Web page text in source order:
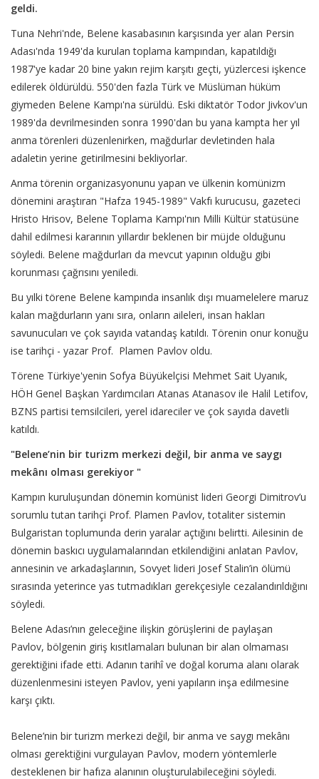
geldi.
Tuna Nehri'nde, Belene kasabasının karşısında yer alan Persin
Adası'nda 1949'da kurulan toplama kampından, kapatıldığı
1987'ye kadar 20 bine yakın rejim karşıtı geçti, yüzlercesi işkence
edilerek öldürüldü. 550'den fazla Türk ve Müslüman hüküm
giymeden Belene Kampı'na sürüldü. Eski diktatör Todor Jivkov'un
1989'da devrilmesinden sonra 1990'dan bu yana kampta her yıl
anma törenleri düzenlenirken, mağdurlar devletinden hala
adaletin yerine getirilmesini bekliyorlar.
Anma törenin organizasyonunu yapan ve ülkenin komünizm
dönemini araştıran "Hafza 1945-1989" Vakfı kurucusu, gazeteci
Hristo Hrisov, Belene Toplama Kampı'nın Milli Kültür statüsüne
dahil edilmesi kararının yıllardır beklenen bir müjde olduğunu
söyledi. Belene mağdurları da mevcut yapının olduğu gibi
korunması çağrısını yeniledi.
Bu yılki törene Belene kampında insanlık dışı muamelelere maruz
kalan mağdurların yanı sıra, onların aileleri, insan hakları
savunucuları ve çok sayıda vatandaş katıldı. Törenin onur konuğu
ise tarihçi - yazar Prof. Plamen Pavlov oldu.
Törene Türkiye'yenin Sofya Büyükelçisi Mehmet Sait Uyanık,
HÖH Genel Başkan Yardımcıları Atanas Atanasov ile Halil Letifov,
BZNS partisi temsilcileri, yerel idareciler ve çok sayıda davetli
katıldı.
"Belene’nin bir turizm merkezi değil, bir anma ve saygı
mekânı olması gerekiyor "
Kampın kuruluşundan dönemin komünist lideri Georgi Dimitrov’u
sorumlu tutan tarihçi Prof. Plamen Pavlov, totaliter sistemin
Bulgaristan toplumunda derin yaralar açtığını belirtti. Ailesinin de
dönemin baskıcı uygulamalarından etkilendiğini anlatan Pavlov,
annesinin ve arkadaşlarının, Sovyet lideri Josef Stalin’in ölümü
sırasında yeterince yas tutmadıkları gerekçesiyle cezalandırıldığını
söyledi.
Belene Adası’nın geleceğine ilişkin görüşlerini de paylaşan
Pavlov, bölgenin giriş kısıtlamaları bulunan bir alan olmaması
gerektiğini ifade etti. Adanın tarihî ve doğal koruma alanı olarak
düzenlenmesini isteyen Pavlov, yeni yapıların inşa edilmesine
karşı çıktı.
Belene’nin bir turizm merkezi değil, bir anma ve saygı mekânı
olması gerektiğini vurgulayan Pavlov, modern yöntemlerle
desteklenen bir hafıza alanının oluşturulabileceğini söyledi.